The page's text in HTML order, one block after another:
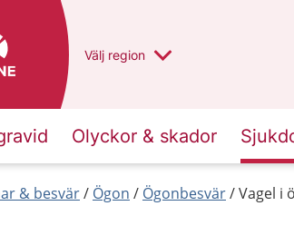
Du har valt region
Välj en annan
region
Olyckor & skador
& besvär Ögon Ögonbesvär Vagel i